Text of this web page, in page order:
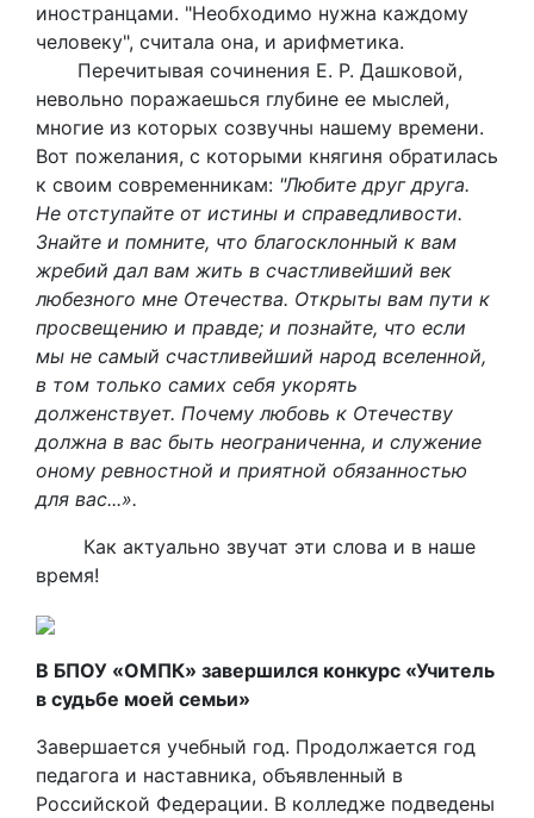
иностранцами. "Необходимо нужна каждому
человеку", считала она, и арифметика.
Перечитывая сочинения Е. Р. Дашковой,
невольно поражаешься глубине ее мыслей,
многие из которых созвучны нашему времени.
Вот пожелания, с которыми княгиня обратилась
к своим современникам: "Любите друг друга.
Не отступайте от истины и справедливости.
Знайте и помните, что благосклонный к вам
жребий дал вам жить в счастливейший век
любезного мне Отечества. Открыты вам пути к
просвещению и правде; и познайте, что если
мы не самый счастливейший народ вселенной,
в том только самих себя укорять
долженствует. Почему любовь к Отечеству
должна в вас быть неограниченна, и служение
оному ревностной и приятной обязанностью
для вас...».
Как актуально звучат эти слова и в наше
время!
В БПОУ «ОМПК» завершился конкурс «Учитель
в судьбе моей семьи»
Завершается учебный год. Продолжается год
педагога и наставника, объявленный в
Российской Федерации. В колледже подведены